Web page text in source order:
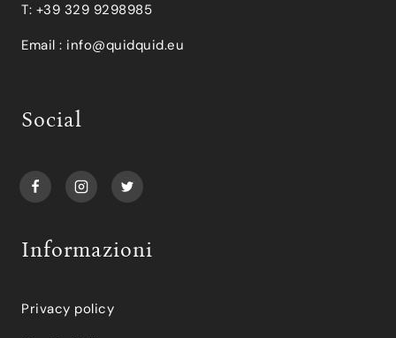
T: +39 329 9298985
Email : info@quidquid.eu
Social
Informazioni
Privacy policy